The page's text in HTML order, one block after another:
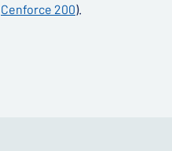
Cenforce 200).